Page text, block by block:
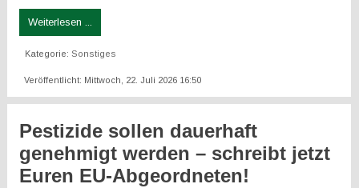
Weiterlesen ...
Kategorie:Sonstiges
Veröffentlicht: Mittwoch, 22. Juli 2026 16:50
Pestizide sollen dauerhaft
genehmigt werden – schreibt jetzt
Euren EU-Abgeordneten!